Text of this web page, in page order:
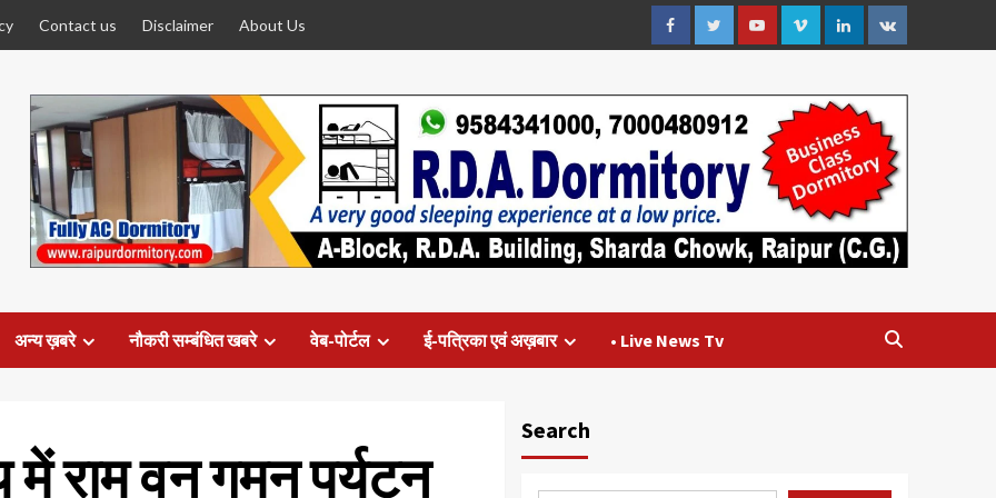
Contact us Disclaimer About Us
FacebookTwitterYoutubeVimeoLinkedin
VK
अन्य ख़बरे नौकरी सम्बंधित खबरे वेब-पोर्टल ई-पत्रिका एवं अख़बार • Live News Tv
में राम वन गमन पर्यटन
Search